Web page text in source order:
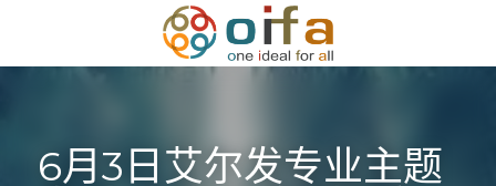
6月3日艾尔发专业主题